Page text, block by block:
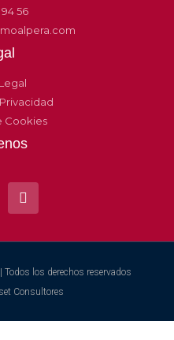
94 56
Cookies
los derechos reservados
Consultores